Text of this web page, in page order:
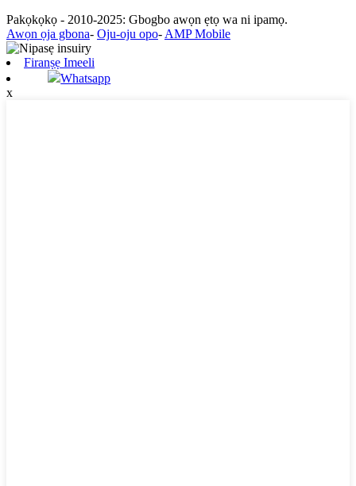
Pakọkọkọ - 2010-2025: Gbogbo awọn ẹtọ wa ni ipamọ.
Awọn ọja gbona- Oju-oju opo- AMP Mobile
Firanṣẹ Imeeli
Whatsapp
x